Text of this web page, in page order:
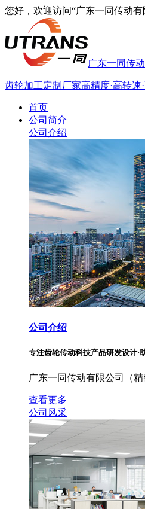
您好，欢迎访问“广东一同传动
广东一同传
齿轮加工定制厂家高精度·高转速
首页
公司简介
公司介绍
公司介绍
专注齿轮传动科技产品研发设计·
广东一同传动有限公司（
查看更多
公司风采